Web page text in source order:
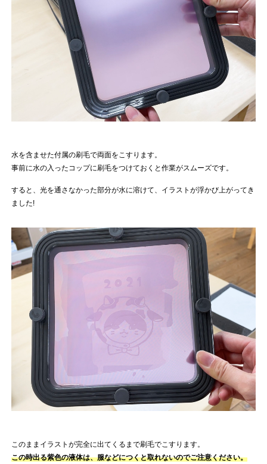
水を含ませた付属の刷毛で両面をこすります。
事前に水の入ったコップに刷毛をつけておくと作業がスムーズです。
すると、光を通さなかった部分が水に溶けて、イラストが浮かび上がってき
ました!
このままイラストが完全に出てくるまで刷毛でこすります。
この時出る紫色の液体は、服などにつくと取れないのでご注意ください。